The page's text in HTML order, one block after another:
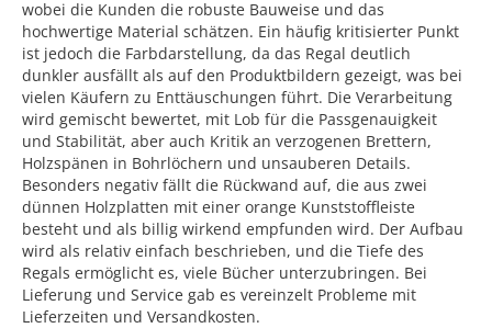
wobei die Kunden die robuste Bauweise und das
hochwertige Material schätzen. Ein häufig kritisierter Punkt
ist jedoch die Farbdarstellung, da das Regal deutlich
dunkler ausfällt als auf den Produktbildern gezeigt, was bei
vielen Käufern zu Enttäuschungen führt. Die Verarbeitung
wird gemischt bewertet, mit Lob für die Passgenauigkeit
und Stabilität, aber auch Kritik an verzogenen Brettern,
Holzspänen in Bohrlöchern und unsauberen Details.
Besonders negativ fällt die Rückwand auf, die aus zwei
dünnen Holzplatten mit einer orange Kunststoffleiste
besteht und als billig wirkend empfunden wird. Der Aufbau
wird als relativ einfach beschrieben, und die Tiefe des
Regals ermöglicht es, viele Bücher unterzubringen. Bei
Lieferung und Service gab es vereinzelt Probleme mit
Lieferzeiten und Versandkosten.